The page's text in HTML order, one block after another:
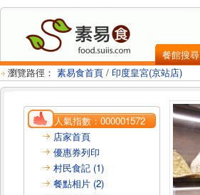
餐館搜尋
瀏覽路徑： 素易食首頁 / 印度皇宮(京站店)
人氣指數：000001572
店家首頁
優惠券列印
村民食記 (1)
餐點相片 (2)